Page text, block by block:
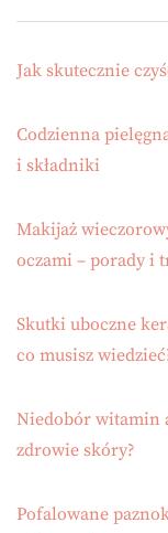
Jak skutecznie
Codzienna
i składniki
Makijaż
oczami – porady i
Skutki uboczne
co musisz
Niedobór witamin
zdrowie skóry?
Pofalowane